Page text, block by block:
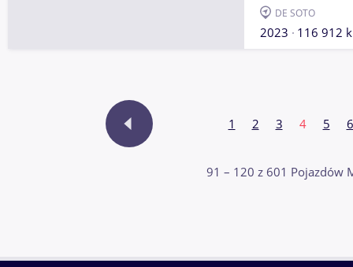
DE SOTO
2023 116 912
1 2 3 4 5 6
91 – 120 z 601 Pojazdów